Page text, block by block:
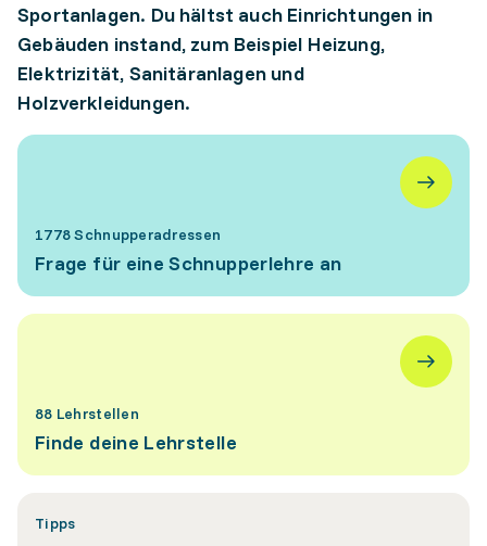
Sportanlagen. Du hältst auch Einrichtungen in
Gebäuden instand, zum Beispiel Heizung,
Elektrizität, Sanitäranlagen und
Holzverkleidungen.
1778 Schnupperadressen
Frage für eine Schnupperlehre an
88 Lehrstellen
Finde deine Lehrstelle
Tipps